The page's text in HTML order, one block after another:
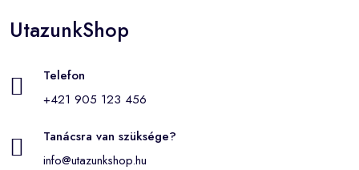
UtazunkShop
Telefon
+421 905 123 456
Tanácsra van szüksége?
info@utazunkshop.hu